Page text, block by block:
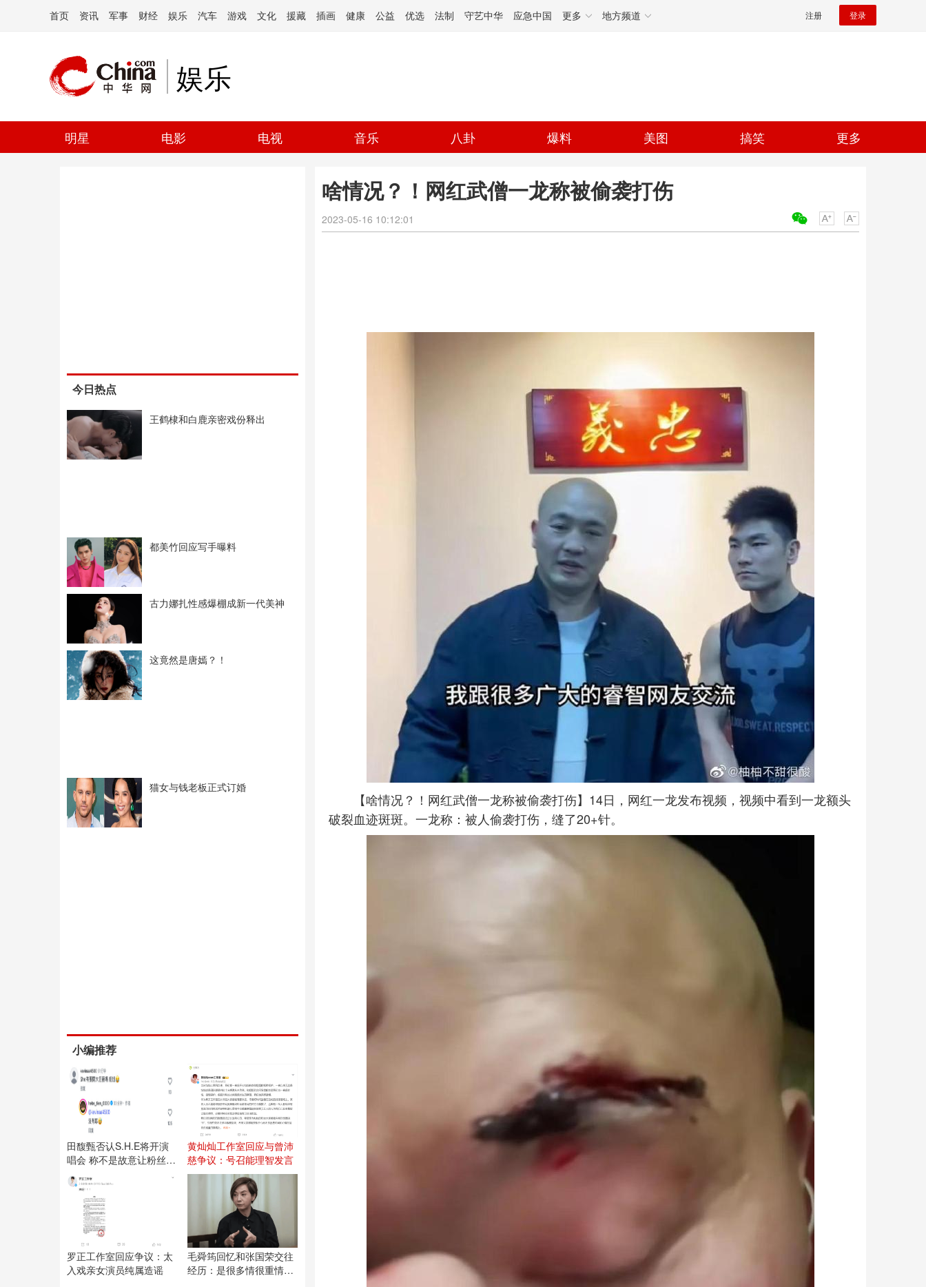
首页 资讯 军事 财经 娱乐 汽车 游戏 文化 援藏 插画 健康 公益 优选 法制 守艺中华 应急中国 更多 地方频道 注册 登录
娱乐
明星 电影 电视 音乐 八卦 爆料 美图 搞笑 更多
今日热点
王鹤棣和白鹿亲密戏份释出
都美竹回应写手曝料
古力娜扎性感爆棚成新一代美神
这竟然是唐嫣？！
猫女与钱老板正式订婚
小编推荐
田馥甄否认S.H.E将开演
唱会 称不是故意让粉丝失
望
黄灿灿工作室回应与曾沛
慈争议：号召能理智发言
罗正工作室回应争议：太
入戏亲女演员纯属造谣
毛舜筠回忆和张国荣交往
经历：是很多情很重情的
啥情况？！网红武僧一龙称被偷袭打伤
2023-05-16 10:12:01
【啥情况？！网红武僧一龙称被偷袭打伤】14日，网红一龙发布视频，视频中看到一龙额头
破裂血迹斑斑。一龙称：被人偷袭打伤，缝了20+针。